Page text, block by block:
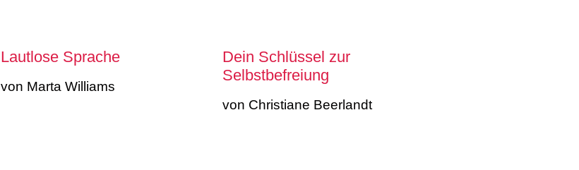
Lautlose Sprache
von Marta Williams
Dein Schlüssel zur
Selbstbefreiung
von Christiane Beerlandt